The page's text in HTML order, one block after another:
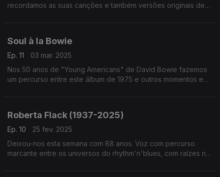
recordamos as suas canções e também versões originais de
Soul à la Bowie
Ep. 11
03 mar. 2025
Nos 50 anos de "Young Americans" de David Bowie fazemos
um percurso entre este álbum de 1975 e outros momentos em
Roberta Flack (1937-2025)
Ep. 10
25 fev. 2025
Deixou-nos esta semana com 88 anos. Voz com percurso
marcante entre os universos do rhythm'n'blues, com raízes no